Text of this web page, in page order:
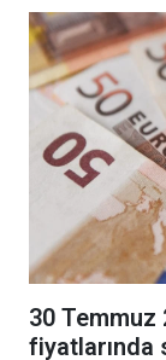
30 Temmuz
fiyatlarında